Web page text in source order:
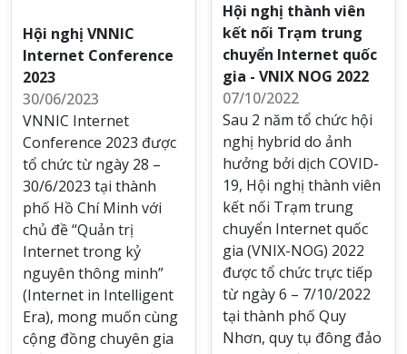
Hội nghị VNNIC
Internet Conference
2023
30/06/2023
VNNIC Internet
Conference 2023 được
tổ chức từ ngày 28 –
30/6/2023 tại thành
phố Hồ Chí Minh với
chủ đề “Quản trị
Internet trong kỷ
nguyên thông minh”
(Internet in Intelligent
Era), mong muốn cùng
cộng đồng chuyên gia
Hội nghị thành viên
kết nối Trạm trung
chuyển Internet quốc
gia - VNIX NOG 2022
07/10/2022
Sau 2 năm tổ chức hội
nghị hybrid do ảnh
hưởng bởi dịch COVID-
19, Hội nghị thành viên
kết nối Trạm trung
chuyển Internet quốc
gia (VNIX-NOG) 2022
được tổ chức trực tiếp
từ ngày 6 – 7/10/2022
tại thành phố Quy
Nhơn, quy tụ đông đảo